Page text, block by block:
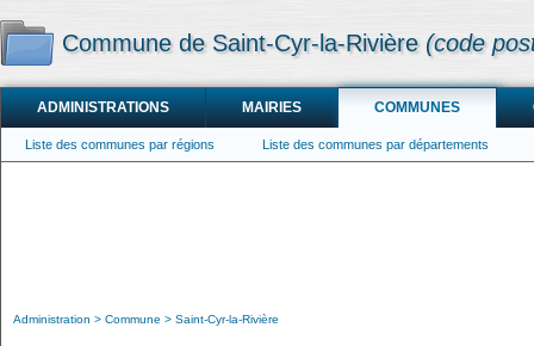
Commune de Saint-Cyr-la-Rivière (code
ADMINISTRATIONS MAIRIES COMMUNES
Liste des communes par régions Liste des communes par départements
Administration Commune Saint-Cyr-la-Rivière